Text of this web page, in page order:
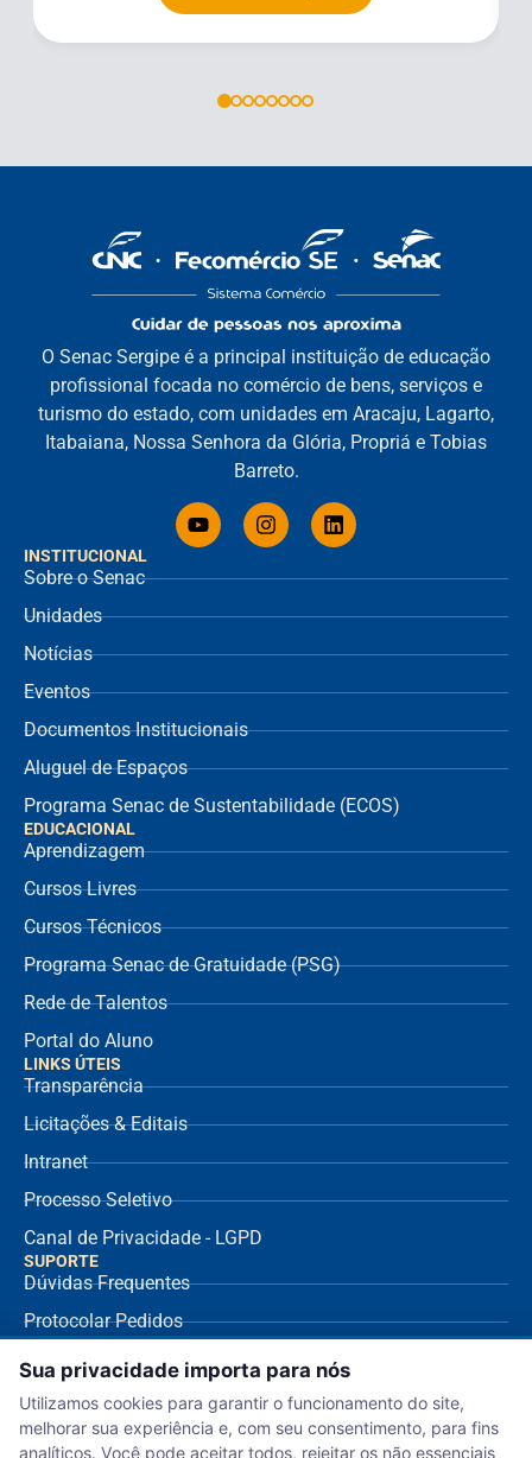
INSTITUCIONAL
Sobre o Senac
Unidades
Notícias
Eventos
Documentos Institucionais
Aluguel de Espaços
Programa Senac de Sustentabilidade (ECOS)
EDUCACIONAL
Aprendizagem
Cursos Livres
Cursos Técnicos
Programa Senac de Gratuidade (PSG)
Rede de Talentos
Portal do Aluno
O Senac Sergipe é a principal instituição de educação
profissional focada no comércio de bens, serviços e
turismo do estado, com unidades em Aracaju, Lagarto,
Itabaiana, Nossa Senhora da Glória, Propriá e Tobias
Barreto.
LINKS ÚTEIS
Transparência
Licitações & Editais
Intranet
Processo Seletivo
Canal de Privacidade - LGPD
SUPORTE
Dúvidas Frequentes
Protocolar Pedidos
Envio de NF Fornecedor
Ouvidoria
Aviso de Privacidade
Sua privacidade importa para nós
Utilizamos cookies para garantir o funcionamento do site,
melhorar sua experiência e, com seu consentimento, para fins
analíticos. Você pode aceitar todos, rejeitar os não essenciais